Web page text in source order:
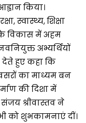
किया।
स्वास्थ्य, शिक्षा
विकास में अहम
अभ्यर्थियों
हुए कहा कि
का माध्यम बन
की दिशा में
श्रीवास्तव ने
शुभकामनाएं दीं।